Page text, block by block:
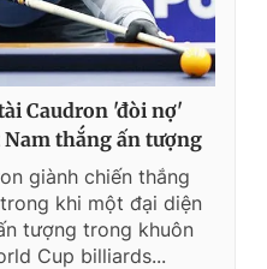
Caudron 'đòi nợ'
thắng ấn tượng
giành chiến thắng
khi một đại diện
tượng trong khuôn
Cup billiards...